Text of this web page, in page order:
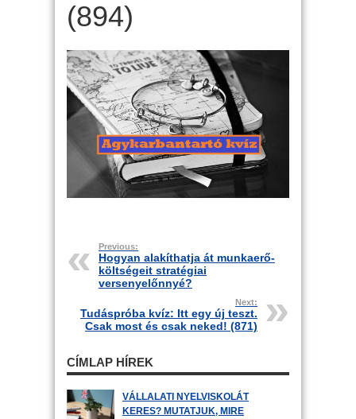
(894)
Previous:
Hogyan alakíthatja át munkaerő-
költségeit stratégiai
versenyelőnnyé?
Next:
Tudáspróba kvíz: Itt egy új teszt.
Csak most és csak neked! (871)
CÍMLAP HÍREK
VÁLLALATI NYELVISKOLÁT
KERES? MUTATJUK, MIRE